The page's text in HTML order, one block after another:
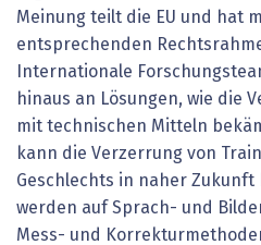
Meinung teilt die EU und hat
entsprechenden
Internationale
hinaus an Lösungen, wie die
mit technischen Mitteln
kann die Verzerrung von
Geschlechts in naher
werden auf Sprach- und
Mess- und